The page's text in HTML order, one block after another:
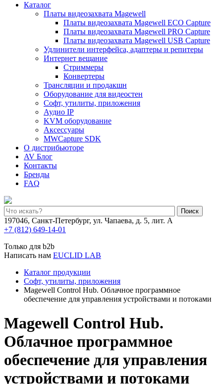
Каталог
Платы видеозахвата Magewell
Платы видеозахвата Magewell ECO Capture
Платы видеозахвата Magewell PRO Capture
Платы видеозахвата Magewell USB Capture
Удлинители интерфейса, адаптеры и репитеры
Интернет вещание
Стриммеры
Конвертеры
Трансляции и продакшн
Оборудование для видеостен
Софт, утилиты, приложения
Аудио IP
KVM оборудование
Аксессуары
MWCapture SDK
О дистрибьюторе
AV Блог
Контакты
Бренды
FAQ
Поиск
197046, Санкт-Петербург, ул. Чапаева, д. 5, лит. А
+7 (812) 649-14-01
Только для b2b
Написать нам EUCLID LAB
Каталог продукции
Софт, утилиты, приложения
Magewell Control Hub. Облачное программное
обеспечение для управления устройствами и потоками
Magewell Control Hub.
Облачное программное
обеспечение для управления
устройствами и потоками